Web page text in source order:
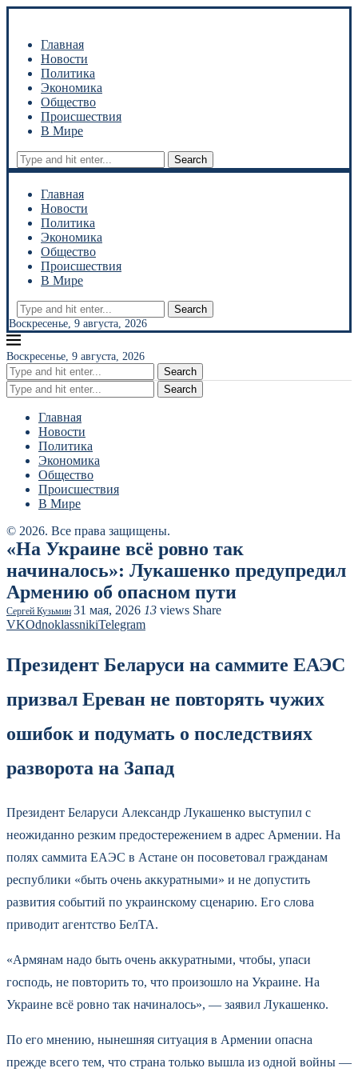
Главная
Новости
Политика
Экономика
Общество
Происшествия
В Мире
Search
Главная
Новости
Политика
Экономика
Общество
Происшествия
В Мире
Search
Воскресенье, 9 августа, 2026
Воскресенье, 9 августа, 2026
Search
Search
Главная
Новости
Политика
Экономика
Общество
Происшествия
В Мире
© 2026. Все права защищены.
«На Украине всё ровно так
начиналось»: Лукашенко предупредил
Армению об опасном пути
Сергей Кузьмин 31 мая, 2026 13 views Share
VKOdnoklassnikiTelegram
Президент Беларуси на саммите ЕАЭС
призвал Ереван не повторять чужих
ошибок и подумать о последствиях
разворота на Запад
Президент Беларуси Александр Лукашенко выступил с
неожиданно резким предостережением в адрес Армении. На
полях саммита ЕАЭС в Астане он посоветовал гражданам
республики «быть очень аккуратными» и не допустить
развития событий по украинскому сценарию. Его слова
приводит агентство БелТА.
«Армянам надо быть очень аккуратными, чтобы, упаси
господь, не повторить то, что произошло на Украине. На
Украине всё ровно так начиналось», — заявил Лукашенко.
По его мнению, нынешняя ситуация в Армении опасна
прежде всего тем, что страна только вышла из одной войны —